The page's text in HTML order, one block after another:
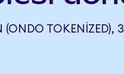
(ONDO TOKENIZED),